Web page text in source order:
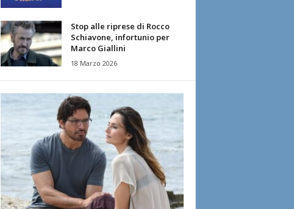
Stop alle riprese di Rocco
Schiavone, infortunio per
Marco Giallini
18 Marzo 2026